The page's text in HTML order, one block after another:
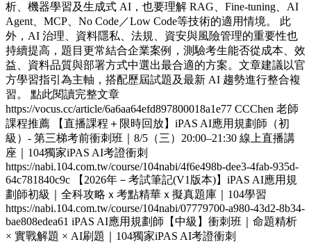
析、機器學習及生成式 AI，也要理解 RAG、Fine-tuning、AI
Agent、MCP、No Code／Low Code等技術的適用情境。 此
外，AI 治理、資料隱私、法規、資安與風險管理的重要性也
持續提高，題目更常結合企業案例，測驗考生能否從成本、效
益、資料品質與部署方式中選出最合適的方案。文章建議以官
方學習指引為主軸，搭配歷屆試題及最新 AI 趨勢進行整合複
習。 點此閱讀完整文章
https://vocus.cc/article/6a6aa64efd897800018a1e77 CCChen 老師
課程推薦 【直播課程＋限時回放】iPAS AI應用規劃師（初
級）- 第三梯考前衝刺班｜8/5（三）20:00–21:30 線上直播講
座｜104獨家iPAS AI考證衝刺
https://nabi.104.com.tw/course/104nabi/4f6e498b-dee3-4fab-935d-
64c781840c9c 【2026年－考試筆記(V1版本)】iPAS AI應用規
劃師初級｜全科攻略ｘ考點精華ｘ擬真題庫｜104學習
https://nabi.104.com.tw/course/104nabi/07779700-a980-43d2-8b34-
bae808edea61 iPAS AI應用規劃師【中級】衝刺班｜命題精析
× 實戰解題 × AI刷題​｜104獨家iPAS AI考證衝刺